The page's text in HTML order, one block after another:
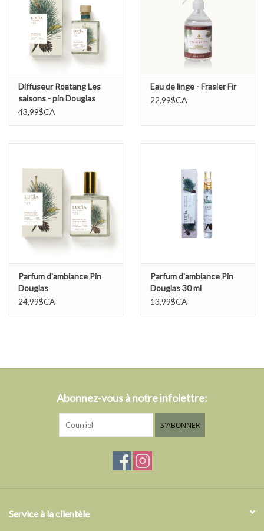
Marques
Diffuseur Roatang Les
saisons - pin Douglas
43,99$CA
Eau de linge - Frasier Fir
22,99$CA
Parfum d'ambiance Pin
Douglas
24,99$CA
Parfum d'ambiance Pin
Douglas 30 ml
13,99$CA
Abonnez-vous à notre infolettre:
S'ABONNER
Service à la clientèle